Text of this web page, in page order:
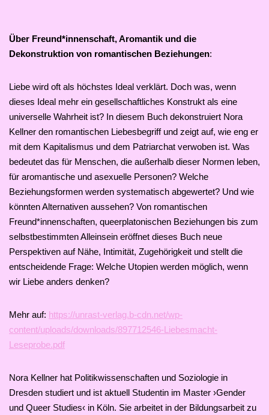
Über Freund*innenschaft, Aromantik und die
Dekonstruktion von romantischen Beziehungen:
Liebe wird oft als höchstes Ideal verklärt. Doch was, wenn
dieses Ideal mehr ein gesellschaftliches Konstrukt als eine
universelle Wahrheit ist? In diesem Buch dekonstruiert Nora
Kellner den romantischen Liebesbegriff und zeigt auf, wie eng er
mit dem Kapitalismus und dem Patriarchat verwoben ist. Was
bedeutet das für Menschen, die außerhalb dieser Normen leben,
für aromantische und asexuelle Personen? Welche
Beziehungsformen werden systematisch abgewertet? Und wie
könnten Alternativen aussehen? Von romantischen
Freund*innenschaften, queerplatonischen Beziehungen bis zum
selbstbestimmten Alleinsein eröffnet dieses Buch neue
Perspektiven auf Nähe, Intimität, Zugehörigkeit und stellt die
entscheidende Frage: Welche Utopien werden möglich, wenn
wir Liebe anders denken?
Mehr auf: https://unrast-verlag.b-cdn.net/wp-
content/uploads/downloads/897712546-Liebesmacht-
Leseprobe.pdf
Nora Kellner hat Politikwissenschaften und Soziologie in
Dresden studiert und ist aktuell Studentin im Master ›Gender
und Queer Studies‹ in Köln. Sie arbeitet in der Bildungsarbeit zu